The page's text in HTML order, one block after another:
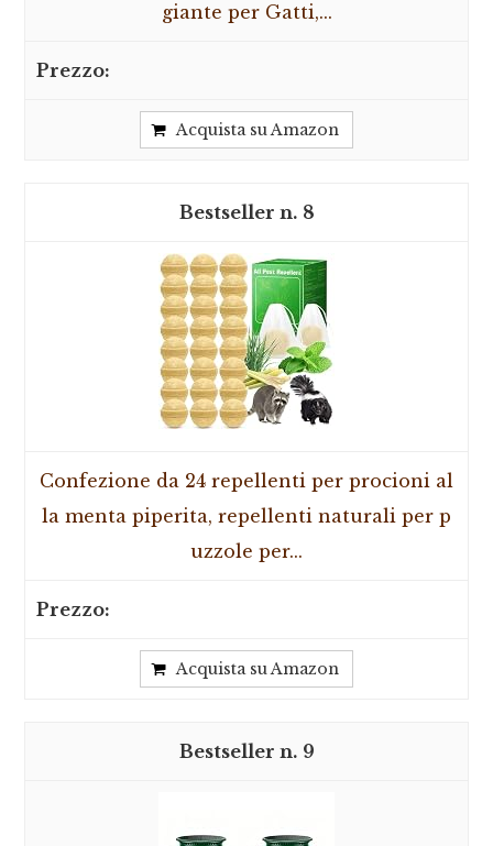
giante per Gatti,...
Acquista su Amazon
8
Confezione da 24 repellenti per procioni al
la menta piperita, repellenti naturali per p
uzzole per...
Acquista su Amazon
9